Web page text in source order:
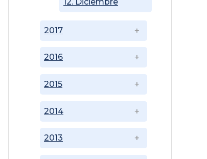
2013
2014
2015
2016
2017